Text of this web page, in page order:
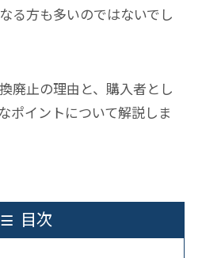
る方も多いのではないでし
廃止の理由と、購入者とし
ポイントについて解説しま
目次